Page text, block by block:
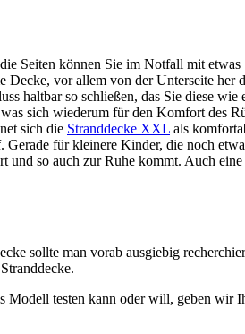
Seiten können Sie im Notfall mit
vor allem von der Unterseite
haltbar so schließen, das Sie diese
sich wiederum für den Komfort des
sich die Stranddecke XXL als
für kleinere Kinder, die noch
so auch zur Ruhe kommt. Auch
sollte man vorab ausgiebig
testen kann oder will, geben wir